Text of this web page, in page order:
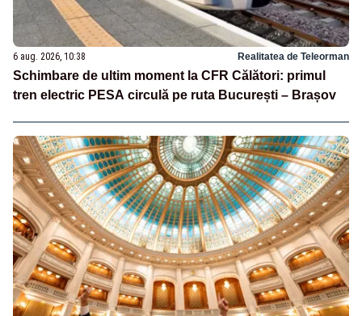
6 aug. 2026, 10:38 Realitatea de Teleorman
Schimbare de ultim moment la CFR Călători: primul
tren electric PESA circulă pe ruta București – Brașov